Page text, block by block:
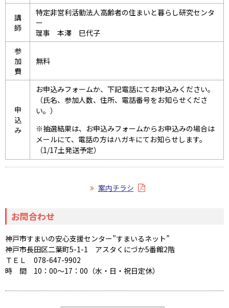
講
師
特定非営利活動法人高齢者の住まいと暮らし研究センタ
ー
理事 本澤 巳代子
参
加
費
無料
申
込
み
お申込みフォームか、下記電話にてお申込みください。
（氏名、参加人数、住所、電話番号をお知らせくださ
い。）
※抽選結果は、お申込みフォームからお申込みの場合は
メールにて、電話の方はハガキにてお知らせします。
（1/17土発送予定）
案内チラシ
お問合わせ
神戸市すまいの安心支援センター”すまいるネット”
神戸市長田区二葉町5-1-1 アスタくにづか5番館2階
ＴＥＬ 078-647-9902
時 間 10：00～17：00（水・日・祝日定休）